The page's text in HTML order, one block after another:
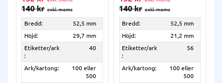
140kr
Bredd:
52,5 mm
Höjd:
29,7 mm
Etiketter/ark
:
40
Ark/kartong:
100 eller
500
140kr
Bredd:
52,5 mm
Höjd:
21,2 mm
Etiketter/ark
:
56
Ark/kartong:
100 eller
500